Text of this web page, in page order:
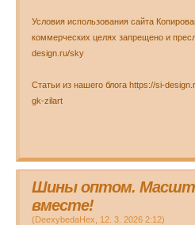
Условия использования сайта
коммерческих целях запрещено и
design.ru/sky
Статьи из нашего блога https://si-
gk-zilart
Шины оптом.
вместе!
(DeexybedaHex 12. 3. 2026 2:12)